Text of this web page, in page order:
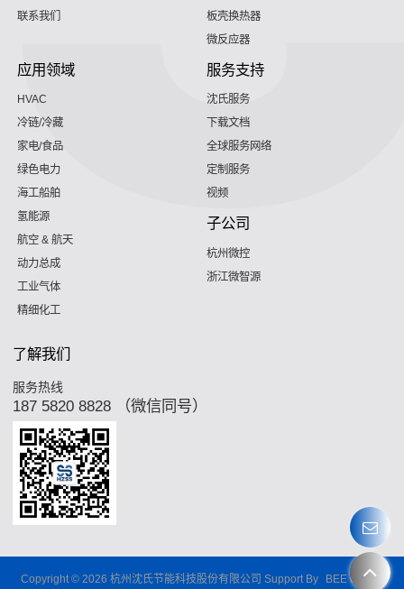
联系我们
板壳换热器
微反应器
应用领域
HVAC
冷链/冷藏
家电/食品
绿色电力
海工船舶
氢能源
航空 & 航天
动力总成
工业气体
精细化工
服务支持
沈氏服务
下载文档
全球服务网络
定制服务
视频
子公司
杭州微控
浙江微智源
了解我们
服务热线
187 5820 8828 （微信同号）
Copyright © 2026 杭州沈氏节能科技股份有限公司 Support By BEE Cloud